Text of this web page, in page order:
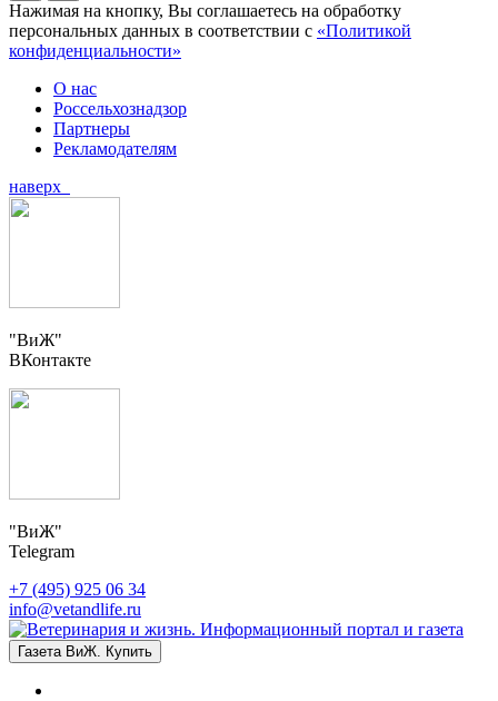
Нажимая на кнопку, Вы соглашаетесь на обработку
персональных данных в соответствии с «Политикой
конфиденциальности»
О нас
Россельхознадзор
Партнеры
Рекламодателям
наверх
"ВиЖ"
ВКонтакте
"ВиЖ"
Telegram
+7 (495) 925 06 34
info@vetandlife.ru
Газета ВиЖ. Купить